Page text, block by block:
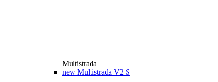
Multistrada
new Multistrada V2 S